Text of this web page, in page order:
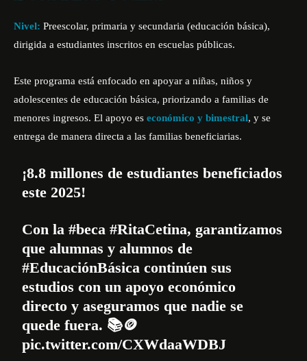
Nivel: Preescolar, primaria y secundaria (educación básica),
dirigida a estudiantes inscritos en escuelas públicas.
Este programa está enfocado en apoyar a niñas, niños y
adolescentes de educación básica, priorizando a familias de
menores ingresos. El apoyo es económico y bimestral, y se
entrega de manera directa a las familias beneficiarias.
¡8.8 millones de estudiantes beneficiados
este 2025!
Con la#beca #RitaCetina, garantizamos
que alumnas y alumnos de
#EducaciónBásica continúen sus
estudios con un apoyo económico
directo y aseguramos que nadie se
quede fuera. 📚🪙
pic.twitter.com/CXWdaaWDBJ